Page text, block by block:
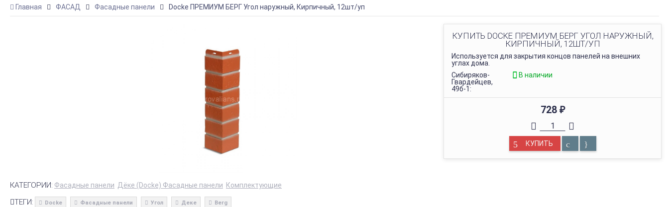
Главная ФАСАД Фасадные панели Docke ПРЕМИУМ БЕРГ Угол наружный, Кирпичный, 12шт/уп
КУПИТЬ DOCKE ПРЕМИУМ БЕРГ УГОЛ НАРУЖНЫЙ,
КИРПИЧНЫЙ, 12ШТ/УП
Используется для закрытия концов панелей на внешних
углах дома.
Сибиряков-
Гвардейцев,
49б-1:
В наличии
728 ₽
КУПИТЬ
КАТЕГОРИИ: Фасадные панели Дёке (Docke) Фасадные панели Комплектующие
ТЕГИ: Docke Фасадные панели Угол Деке Berg